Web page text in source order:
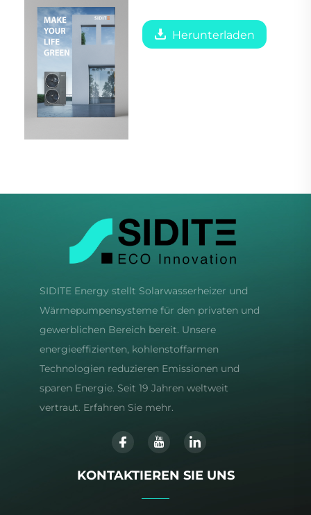
Herunterladen
SIDITE Energy stellt Solarwasserheizer und
Wärmepumpensysteme für den privaten und
gewerblichen Bereich bereit. Unsere
energieeffizienten, kohlenstoffarmen
Technologien reduzieren Emissionen und
sparen Energie. Seit 19 Jahren weltweit
vertraut. Erfahren Sie mehr.
KONTAKTIEREN SIE UNS